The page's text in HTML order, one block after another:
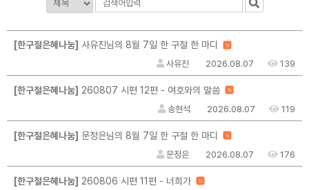
[한구절은혜나눔] 사유진님의 8월 7일 한 구절 한 마디 N
사유진 2026.08.07 139
[한구절은혜나눔] 260807 시편 12편 - 여호와의 말씀 N
송현석 2026.08.07 119
[한구절은혜나눔] 문정은님의 8월 7일 한 구절 한 마디 N
문정은 2026.08.07 176
[한구절은혜나눔] 260806 시편 11편 - 너희가 N